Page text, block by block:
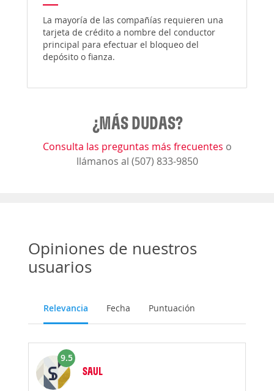
La mayoría de las compañías requieren una
tarjeta de crédito a nombre del conductor
principal para efectuar el bloqueo del
depósito o fianza.
¿MÁS DUDAS?
Consulta las preguntas más frecuentes o
llámanos al (507) 833-9850
Opiniones de nuestros
usuarios
Relevancia Fecha Puntuación
9.5
SAUL